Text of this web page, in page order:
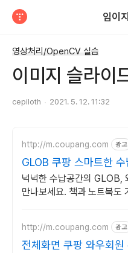
임이
영상처리/OpenCV 실습
이미지 슬라이
cepiloth 2021. 5. 12. 11:32
http://m.coupang.com 광고
GLOB 쿠팡 스마트한 수
넉넉한 수납공간의 GLOB,
만나보세요. 책과 노트북도
http://m.coupang.com 광고
전체화면 쿠팡 와우회원